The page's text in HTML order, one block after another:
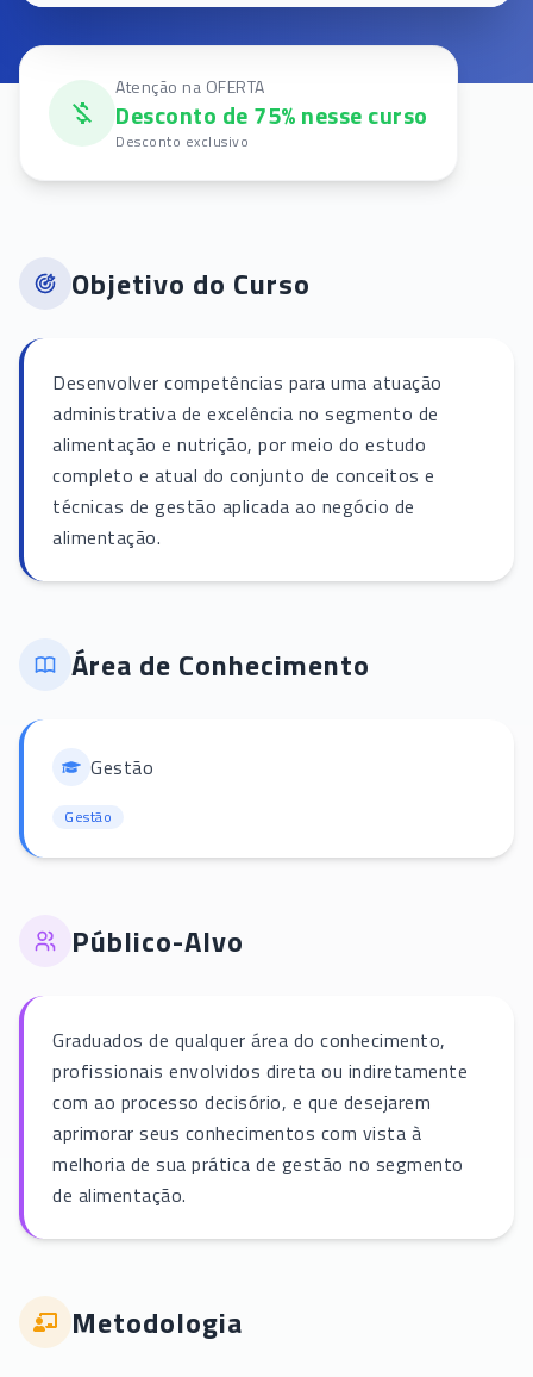
Atenção na OFERTA
Desconto de 75% nesse curso
Desconto exclusivo
Objetivo do Curso
Desenvolver competências para uma atuação
administrativa de excelência no segmento de
alimentação e nutrição, por meio do estudo
completo e atual do conjunto de conceitos e
técnicas de gestão aplicada ao negócio de
alimentação.
Área de Conhecimento
Gestão
Gestão
Público-Alvo
Graduados de qualquer área do conhecimento,
profissionais envolvidos direta ou indiretamente
com ao processo decisório, e que desejarem
aprimorar seus conhecimentos com vista à
melhoria de sua prática de gestão no segmento
de alimentação.
Metodologia